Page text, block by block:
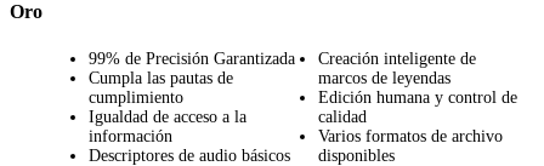
Oro
99% de Precisión Garantizada
Cumpla las pautas de
cumplimiento
Igualdad de acceso a la
información
Descriptores de audio básicos
Creación inteligente de
marcos de leyendas
Edición humana y control de
calidad
Varios formatos de archivo
disponibles